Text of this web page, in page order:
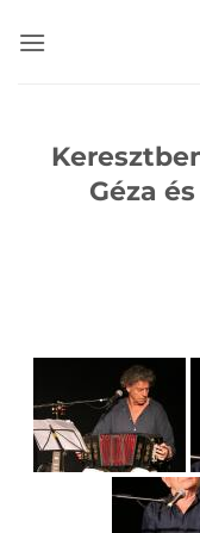
Géza